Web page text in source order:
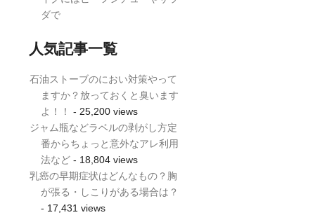
ダで
人気記事一覧
石油ストーブのにおい対策やって
ますか？放っておくと臭います
よ！！
- 25,200 views
ジャム瓶などラベルの剥がし方定
番からちょっと意外なアレ利用
法など- 18,804 views
乳癌の早期症状はどんなもの？胸
が張る・しこりがある場合は？
- 17,431 views